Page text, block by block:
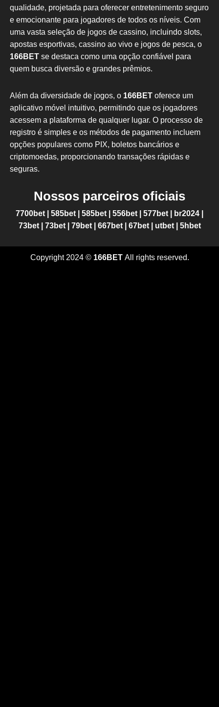
qualidade, projetada para oferecer entretenimento seguro
e emocionante para jogadores de todos os níveis. Com
uma vasta seleção de jogos de cassino, incluindo slots,
apostas esportivas, cassino ao vivo e jogos de pesca, o
166BET se destaca como uma opção confiável para
quem busca diversão e grandes prêmios.
Além da diversidade de jogos, o 166BET oferece um
aplicativo móvel intuitivo, permitindo que os jogadores
acessem a plataforma de qualquer lugar. O processo de
registro é simples e os métodos de pagamento incluem
opções populares como PIX, boletos bancários e
criptomoedas, proporcionando transações rápidas e
seguras.
Nossos parceiros oficiais
7700bet 585bet 585bet 556bet 577bet br2024
73bet| 73bet| 79bet| 667bet| 67bet| utbet| 5hbet
Copyright 2024 © 166BETAll rights reserved.